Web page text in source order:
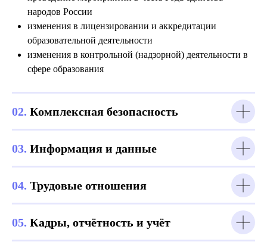
народов России
изменения в лицензировании и аккредитации
образовательной деятельности
изменения в контрольной (надзорной) деятельности в
сфере образования
02. Комплексная безопасность
03. Информация и данные
04. Трудовые отношения
05. Кадры, отчётность и учёт